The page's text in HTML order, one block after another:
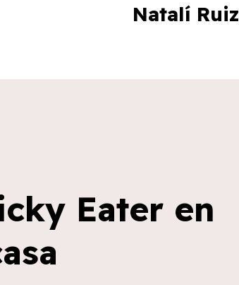
Natalí Ruiz
Eater en